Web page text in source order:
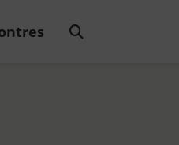
Cliquer pour